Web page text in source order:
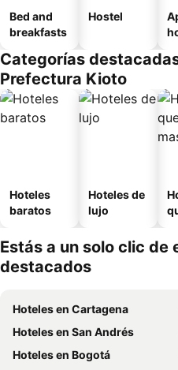
Bed and
breakfasts
Hostel
Categorías
Prefectura Kioto
Hoteles
baratos
Hoteles de
lujo
Estás a un solo clic de
destacados
Hoteles en Cartagena
Hoteles en San Andrés
Hoteles en Bogotá